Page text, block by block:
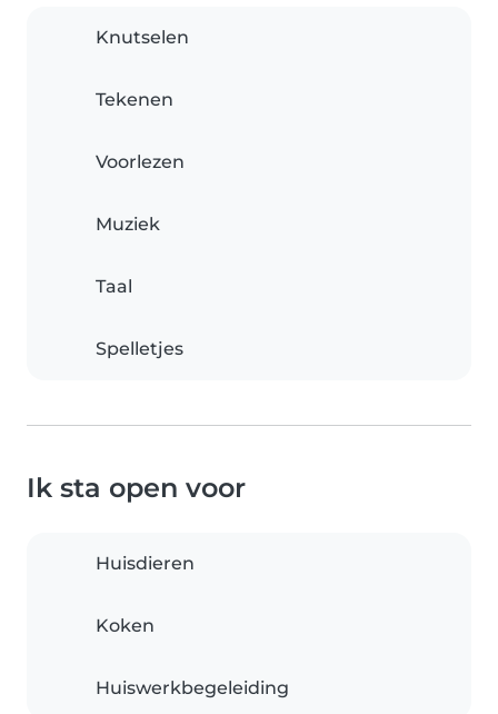
Knutselen
Tekenen
Voorlezen
Muziek
Taal
Spelletjes
Ik sta open voor
Huisdieren
Koken
Huiswerkbegeleiding